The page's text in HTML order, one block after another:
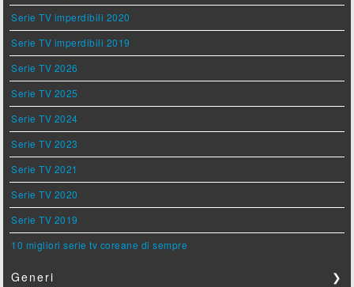
Serie TV imperdibili 2020
Serie TV imperdibili 2019
Serie TV 2026
Serie TV 2025
Serie TV 2024
Serie TV 2023
Serie TV 2021
Serie TV 2020
Serie TV 2019
10 migliori serie tv coreane di sempre
Generi ❯